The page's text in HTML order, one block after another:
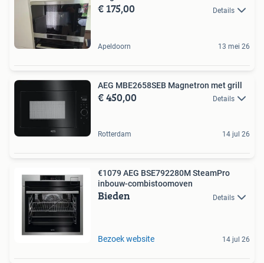
€ 175,00 Details
Apeldoorn 13 mei 26
AEG MBE2658SEB Magnetron met grill
€ 450,00 Details
Rotterdam 14 jul 26
€1079 AEG BSE792280M SteamPro
inbouw-combi­stoomoven
Bieden Details
Bezoek website 14 jul 26